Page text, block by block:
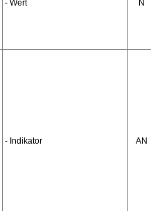
- Wert N
- Indikator AN